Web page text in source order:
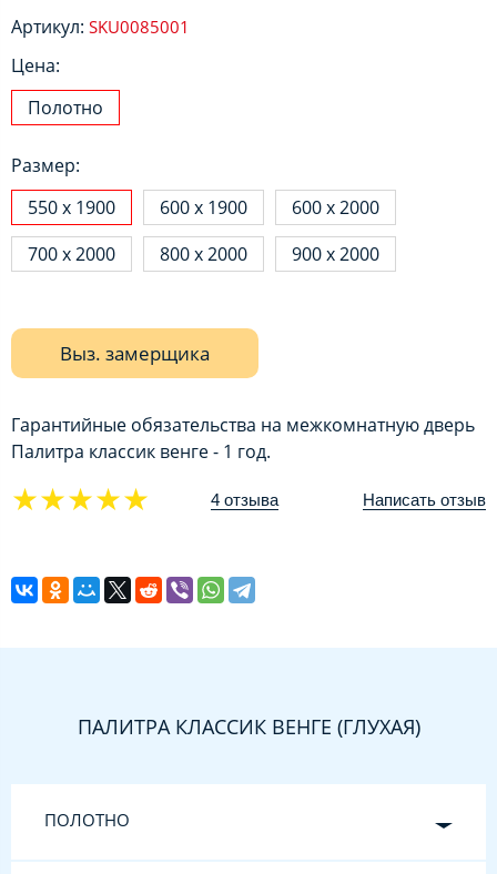
Артикул: SKU0085001
Цена:
Полотно
Размер:
550 х 1900
600 х 1900
600 х 2000
700 х 2000
800 х 2000 900 х 2000
Выз. замерщика
Гарантийные обязательства на межкомнатную дверь
Палитра классик венге - 1 год.
★★★★★ 4 отзыва Написать отзыв
ПАЛИТРА КЛАССИК ВЕНГЕ (ГЛУХАЯ)
ПОЛОТНО